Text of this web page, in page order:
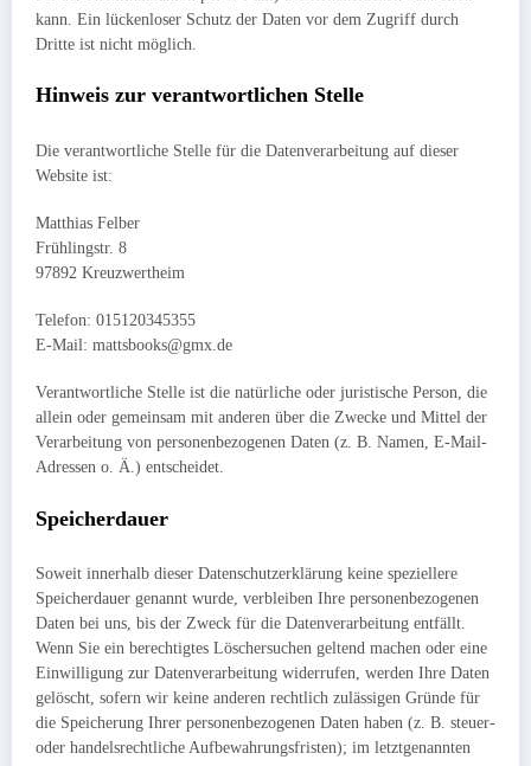
kann. Ein lückenloser Schutz der Daten vor dem Zugriff durch
Dritte ist nicht möglich.
Hinweis zur verantwortlichen Stelle
Die verantwortliche Stelle für die Datenverarbeitung auf dieser
Website ist:
Matthias Felber
Frühlingstr. 8
97892 Kreuzwertheim
Telefon: 015120345355
E-Mail: mattsbooks@gmx.de
Verantwortliche Stelle ist die natürliche oder juristische Person, die
allein oder gemeinsam mit anderen über die Zwecke und Mittel der
Verarbeitung von personenbezogenen Daten (z. B. Namen, E-Mail-
Adressen o. Ä.) entscheidet.
Speicherdauer
Soweit innerhalb dieser Datenschutzerklärung keine speziellere
Speicherdauer genannt wurde, verbleiben Ihre personenbezogenen
Daten bei uns, bis der Zweck für die Datenverarbeitung entfällt.
Wenn Sie ein berechtigtes Löschersuchen geltend machen oder eine
Einwilligung zur Datenverarbeitung widerrufen, werden Ihre Daten
gelöscht, sofern wir keine anderen rechtlich zulässigen Gründe für
die Speicherung Ihrer personenbezogenen Daten haben (z. B. steuer-
oder handelsrechtliche Aufbewahrungsfristen); im letztgenannten